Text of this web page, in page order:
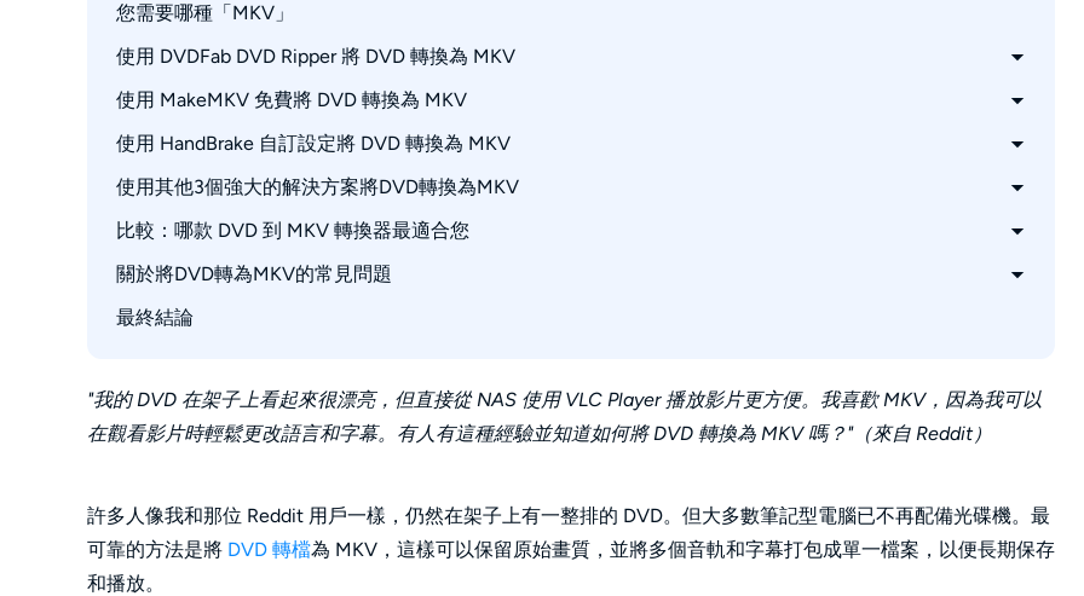
您需要哪種「MKV」
使用 DVDFab DVD Ripper 將 DVD 轉換為 MKV
步驟 1. 運行 DVD 到 MKV 轉換器並添加您的來源
步驟 2. 設置輸出格式為 MKV
步驟 3. 編輯您的輸出
步驟 4. 開始將 DVD 轉換為 MKV
使用 MakeMKV 免費將 DVD 轉換為 MKV
步驟 1. 安裝並打開 MakeMKV
步驟 2. 插入 DVD 並掃描標題
步驟 3. 選擇標題、音軌和字幕
步驟 4. 設定輸出資料夾並開始轉換
使用 HandBrake 自訂設定將 DVD 轉換為 MKV
步驟 1. 安裝 HandBrake 和所需的庫
步驟 2. 打開 HandBrake 並載入 DVD 來源
步驟 3. 選擇主要標題和輸出格式
步驟 4. 配置影片和音訊設定
使用其他3個強大的解決方案將DVD轉換為MKV
1. Freemake DVD Ripper (Windows)
2. Wondershare UniConverter (Windows, Mac)
3. AnyMP4 DVD Ripper (Windows, Mac)
比較：哪款 DVD 到 MKV 轉換器最適合您
測試結果：DVD 到 MKV 轉換效能
關於將DVD轉為MKV的常見問題
DVD翻錄器是否合法？
VLC可以將DVD轉為MKV嗎？
MakeMKV 還是免費的嗎？
如何在 Linux 系統上將 DVD 文件轉換為 MKV？
最終結論
"我的 DVD 在架子上看起來很漂亮，但直接從 NAS 使用 VLC Player 播放影片更方便。我喜歡 MKV，因為我可以
在觀看影片時輕鬆更改語言和字幕。有人有這種經驗並知道如何將 DVD 轉換為 MKV 嗎？"（來自 Reddit）
許多人像我和那位 Reddit 用戶一樣，仍然在架子上有一整排的 DVD。但大多數筆記型電腦已不再配備光碟機。最
可靠的方法是將 DVD 轉檔為 MKV，這樣可以保留原始畫質，並將多個音軌和字幕打包成單一檔案，以便長期保存
和播放。